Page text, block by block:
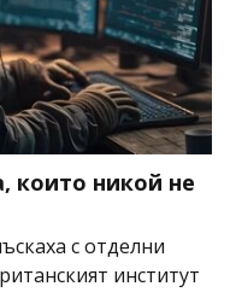
които никой не
с отделни
институт